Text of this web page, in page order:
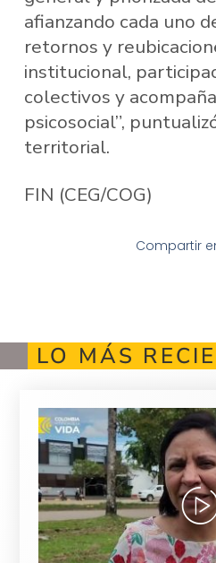
afianzando cada uno
retornos y
institucional,
colectivos y
psicosocial”,
territorial.
FIN (CEG/COG)
Compartir
LO MÁS